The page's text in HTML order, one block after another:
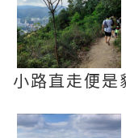
小路直走便是